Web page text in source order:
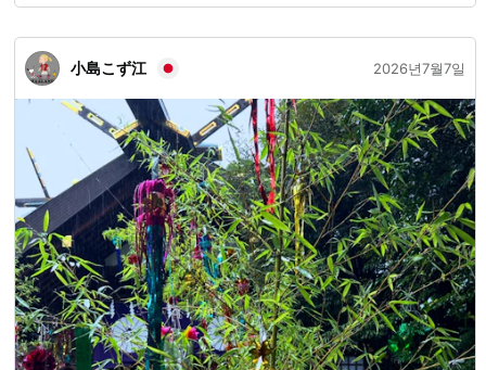
자연과 문화와 함께 기다리겠습니다. 일반사단법인 아마쿠사
레이호쿠 관광협회
小島こず江 2026년7월7일